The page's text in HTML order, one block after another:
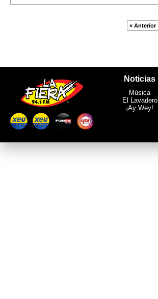
« Anterior
Noticias
Música
El Lavadero
¡Ay Wey!